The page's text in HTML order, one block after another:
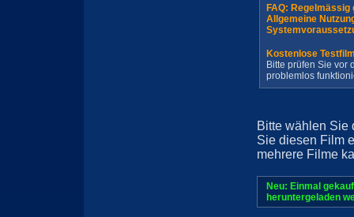
FAQ:
Allgemeine
Kostenlose
Bitte prüfen Sie vor
problemlos
Bitte wählen Sie
Sie diesen Film
mehrere Filme
Neu: Einmal
heruntergeladen